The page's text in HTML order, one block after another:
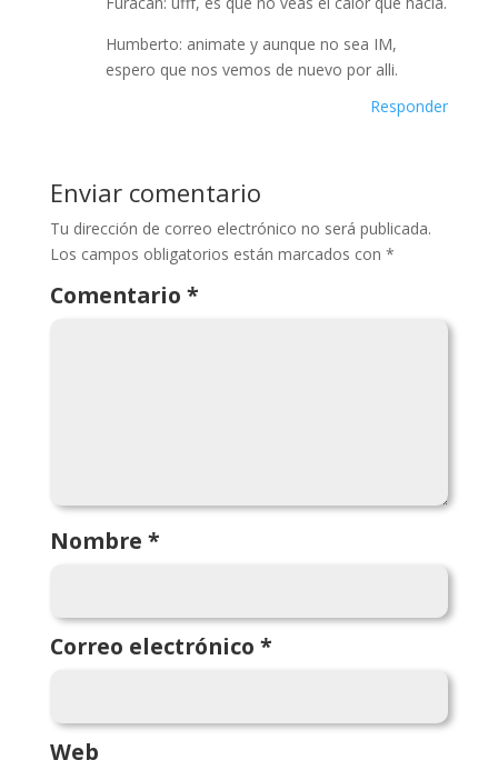
Humberto: animate y aunque no sea IM,
espero que nos vemos de nuevo por alli.
Responder
Enviar comentario
Tu dirección de correo electrónico no será publicada.
Los campos obligatorios están marcados con *
Comentario *
Nombre *
Correo electrónico *
Web